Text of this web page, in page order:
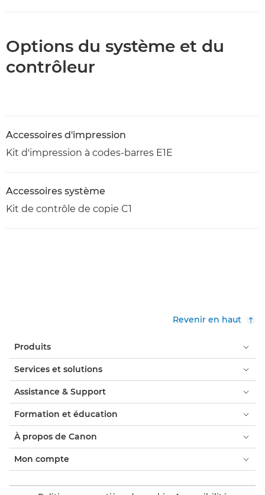
Options du système et du
contrôleur
Accessoires d'impression
Kit d'impression à codes-barres E1E
Accessoires système
Kit de contrôle de copie C1
Revenir en haut
Produits
Services et solutions
Assistance & Support
Formation et éducation
À propos de Canon
Mon compte